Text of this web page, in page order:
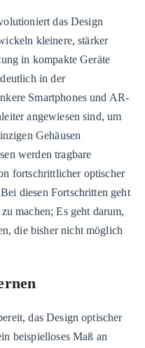
das Design
kleinere, stärker
in kompakte Geräte
in der
Smartphones und AR-
angewiesen sind, um
Gehäusen
werden tragbare
fortschrittlicher optischer
diesen Fortschritten geht
machen; Es geht darum,
die bisher nicht möglich
das Design optischer
beispielloses Maß an